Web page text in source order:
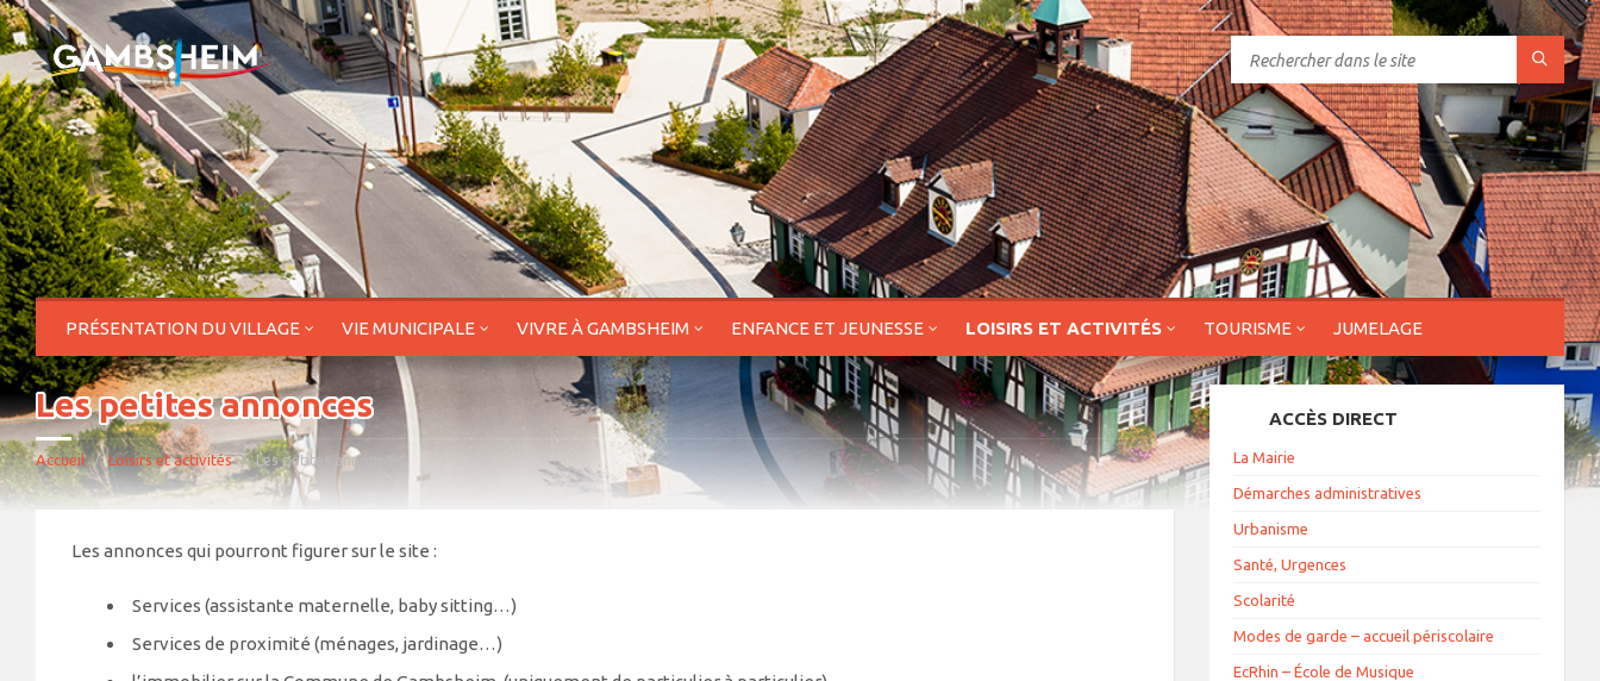
PRÉSENTATION DU VILLAGE VIE MUNICIPALE VIVRE À GAMBSHEIM ENFANCE ET JEUNESSE LOISIRS ET ACTIVITÉS TOURISME JUMELAGE
Les petites annonces
Accueil Loisirs et activités Les petites annonces
Les annonces qui pourront figurer sur le site :
Services (assistante maternelle, baby sitting…)
Services de proximité (ménages, jardinage…)
ACCÈS DIRECT
La Mairie
Démarches administratives
Urbanisme
Santé, Urgences
Scolarité
Modes de garde – accueil périscolaire
EcRhin – École de Musique